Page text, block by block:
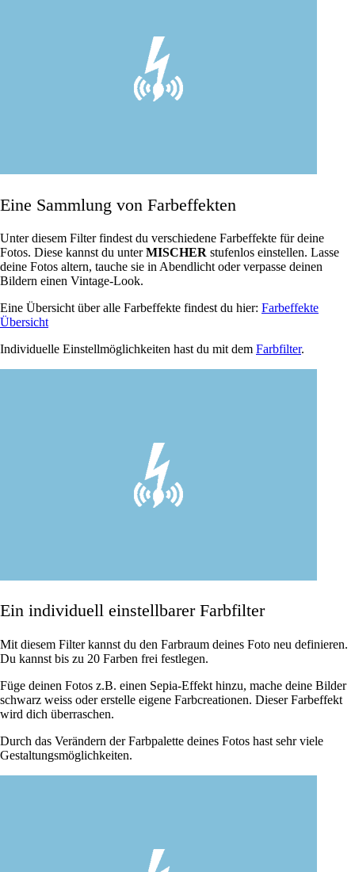
Eine Sammlung von Farbeffekten
Unter diesem Filter findest du verschiedene Farbeffekte für deine
Fotos. Diese kannst du unterMISCHER stufenlos einstellen. Lasse
deine Fotos altern, tauche sie in Abendlicht oder verpasse deinen
Bildern einen Vintage-Look.
Eine Übersicht über alle Farbeffekte findest du hier: Farbeffekte
Übersicht
Individuelle Einstellmöglichkeiten hast du mit dem Farbfilter.
Ein individuell einstellbarer Farbfilter
Mit diesem Filter kannst du den Farbraum deines Foto neu definieren.
Du kannst bis zu 20 Farben frei festlegen.
Füge deinen Fotos z.B. einen Sepia-Effekt hinzu, mache deine Bilder
schwarz weiss oder erstelle eigene Farbcreationen. Dieser Farbeffekt
wird dich überraschen.
Durch das Verändern der Farbpalette deines Fotos hast sehr viele
Gestaltungsmöglichkeiten.